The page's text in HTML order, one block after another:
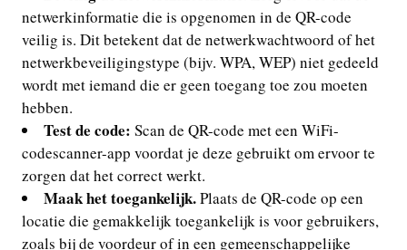
netwerkinformatie die is opgenomen in de QR-code
veilig is. Dit betekent dat de netwerkwachtwoord of het
netwerkbeveiligingstype (bijv. WPA, WEP) niet gedeeld
wordt met iemand die er geen toegang toe zou moeten
hebben.
Test de code: Scan de QR-code met een WiFi-
codescanner-app voordat je deze gebruikt om ervoor te
zorgen dat het correct werkt.
Maak het toegankelijk.Plaats de QR-code op een
locatie die gemakkelijk toegankelijk is voor gebruikers,
zoals bij de voordeur of in een gemeenschappelijke